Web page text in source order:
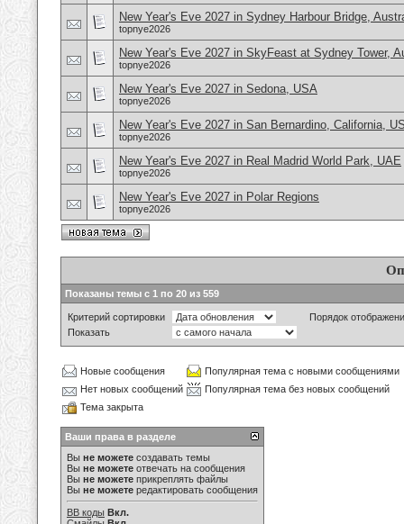
New Year's Eve 2027 in Sydney Harbour Bridge,
topnye2026
New Year's Eve 2027 in SkyFeast at Sydney Tower,
topnye2026
New Year's Eve 2027 in Sedona, USA
topnye2026
New Year's Eve 2027 in San Bernardino, California,
topnye2026
New Year's Eve 2027 in Real Madrid World Park, UAE
topnye2026
New Year's Eve 2027 in Polar Regions
topnye2026
Показаны темы с 1 по 20 из 559
Критерий сортировки
Порядок
Показать
Новые сообщения
Популярная тема с новыми сообщениями
Нет новых сообщений
Популярная тема без новых сообщений
Тема закрыта
Ваши права в разделе
Вы не можете создавать темы
Вы не можете отвечать на сообщения
Вы не можете прикреплять файлы
Вы не можете редактировать сообщения
BB коды Вкл.